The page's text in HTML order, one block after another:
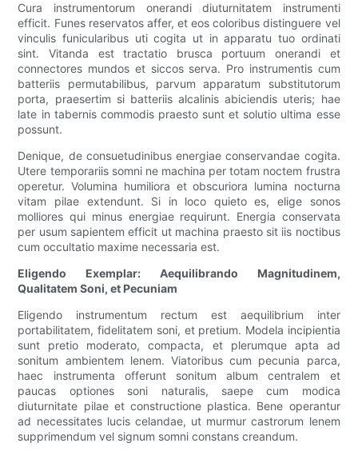
Cura instrumentorum onerandi diuturnitatem instrumenti
efficit. Funes reservatos affer, et eos coloribus distinguere vel
vinculis funicularibus uti cogita ut in apparatu tuo ordinati
sint. Vitanda est tractatio brusca portuum onerandi et
connectores mundos et siccos serva. Pro instrumentis cum
batteriis permutabilibus, parvum apparatum substitutorum
porta, praesertim si batteriis alcalinis abiciendis uteris; hae
late in tabernis commodis praesto sunt et solutio ultima esse
possunt.
Denique, de consuetudinibus energiae conservandae cogita.
Utere temporariis somni ne machina per totam noctem frustra
operetur. Volumina humiliora et obscuriora lumina nocturna
vitam pilae extendunt. Si in loco quieto es, elige sonos
molliores qui minus energiae requirunt. Energia conservata
per usum sapientem efficit ut machina praesto sit iis noctibus
cum occultatio maxime necessaria est.
Eligendo Exemplar: Aequilibrando Magnitudinem,
Qualitatem Soni, et Pecuniam
Eligendo instrumentum rectum est aequilibrium inter
portabilitatem, fidelitatem soni, et pretium. Modela incipientia
sunt pretio moderato, compacta, et plerumque apta ad
sonitum ambientem lenem. Viatoribus cum pecunia parca,
haec instrumenta offerunt sonitum album centralem et
paucas optiones soni naturalis, saepe cum modica
diuturnitate pilae et constructione plastica. Bene operantur
ad necessitates lucis celandae, ut murmur castrorum lenem
supprimendum vel signum somni constans creandum.